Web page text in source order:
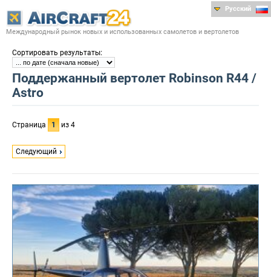
Международный рынок новых и использованных самолетов и вертолетов
Русский
Сортировать результаты:
Поддержанный вертолет Robinson R44 /
Astro
Страница 1 из 4
Следующий